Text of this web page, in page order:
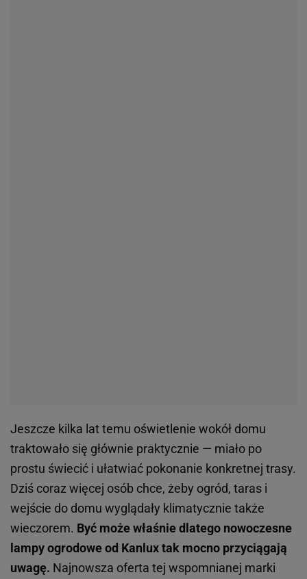
Jeszcze kilka lat temu oświetlenie wokół domu
traktowało się głównie praktycznie — miało po
prostu świecić i ułatwiać pokonanie konkretnej trasy.
Dziś coraz więcej osób chce, żeby ogród, taras i
wejście do domu wyglądały klimatycznie także
wieczorem. Być może właśnie dlatego nowoczesne
lampy ogrodowe od Kanlux tak mocno przyciągają
uwagę. Najnowsza oferta tej wspomnianej marki